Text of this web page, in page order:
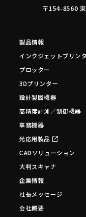
〒154-8560
製品情報
インクジェットプリン
プロッター
3Dプリンター
設計製図機器
高精度計測／制御機器
事務機器
光応用製品
CADソリューション
大判スキャナ
企業情報
社長メッセージ
会社概要